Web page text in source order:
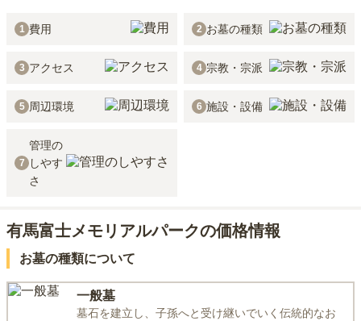
1 費用 2 お墓の種類
3 アクセス 4 宗教・宗派
5 周辺環境 6 施設・設備
7
管理の
しやす
さ
有馬富士メモリアルパークの価格情報
お墓の種類について
一般墓
墓石を建立し、子孫へと受け継いでいく伝統的なお